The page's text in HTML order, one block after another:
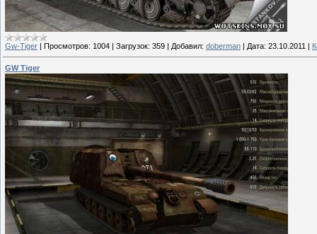
Gw-Tiger Просмотров: 1004 Загрузок: 359 Добавил: doberman Дата: 23.10.2011
GW Tiger